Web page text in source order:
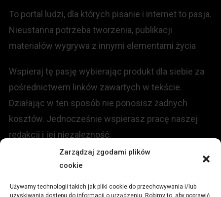
Zarządzaj zgodami plików
cookie
Używamy technologii takich jak pliki cookie do przechowywania i/lub
uzyskiwania dostępu do informacji o urządzeniu. Robimy to, aby poprawić
To portal ludzi, dla których pisanie i internet to pasja.
Nieustanna potrzeba tworzenia, publikacji
materiałów wygrywa z innymi elementami życia
Wspieraj tę pasję wybierając produkt dla siebie za
pośrednictwem linków zawartych w tekście.
Działając w ten sposób nie ponosisz żadnych
kosztów. Jednocześnie wspierasz pracę naszej
redakcji i jej niezależność.
Redakcja portalu: